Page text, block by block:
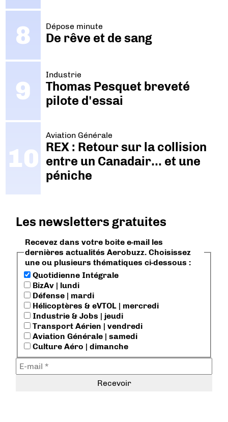
Dépose minute
De rêve et de sang
Industrie
Thomas Pesquet breveté
pilote d'essai
Aviation Générale
REX : Retour sur la collision
entre un Canadair… et une
péniche
Les newsletters gratuites
Recevez dans votre boite e-mail les
dernières actualités Aerobuzz. Choisissez
une ou plusieurs thématiques ci-dessous :
Quotidienne Intégrale
BizAv | lundi
Défense | mardi
Hélicoptères & eVTOL | mercredi
Industrie & Jobs | jeudi
Transport Aérien | vendredi
Aviation Générale | samedi
Culture Aéro | dimanche